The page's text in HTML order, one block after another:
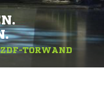
TORWAND